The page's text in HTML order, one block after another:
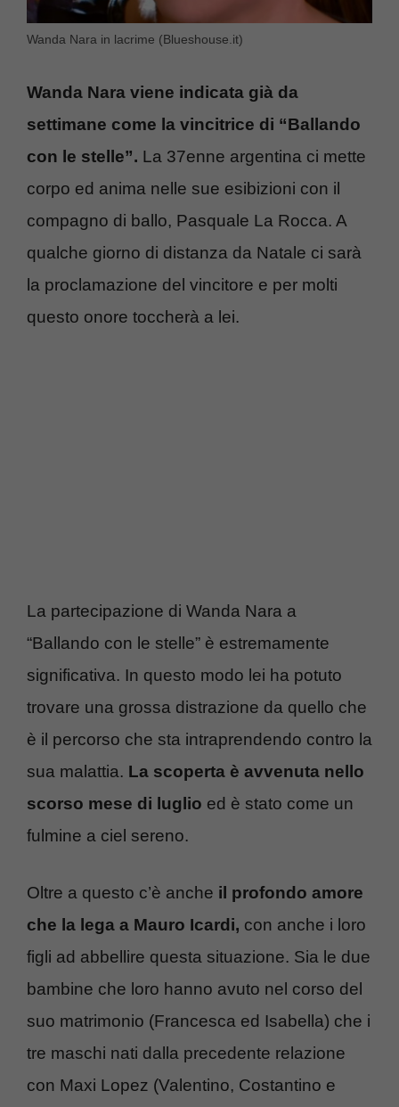
Wanda Nara in lacrime (Blueshouse.it)
Wanda Nara viene indicata già da
settimane come la vincitrice di “Ballando
con le stelle”. La 37enne argentina ci mette
corpo ed anima nelle sue esibizioni con il
compagno di ballo, Pasquale La Rocca. A
qualche giorno di distanza da Natale ci sarà
la proclamazione del vincitore e per molti
questo onore toccherà a lei.
La partecipazione di Wanda Nara a
“Ballando con le stelle” è estremamente
significativa. In questo modo lei ha potuto
trovare una grossa distrazione da quello che
è il percorso che sta intraprendendo contro la
sua malattia. La scoperta è avvenuta nello
scorso mese di luglio ed è stato come un
fulmine a ciel sereno.
Oltre a questo c’è anche il profondo amore
che la lega a Mauro Icardi, con anche i loro
figli ad abbellire questa situazione. Sia le due
bambine che loro hanno avuto nel corso del
suo matrimonio (Francesca ed Isabella) che i
tre maschi nati dalla precedente relazione
con Maxi Lopez (Valentino, Costantino e